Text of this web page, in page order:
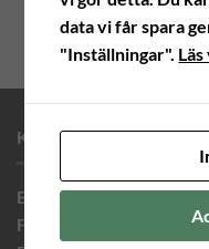
Brodera Mera Helena
Finnvid Innovation AB
data vi får spara
"Inställningar".